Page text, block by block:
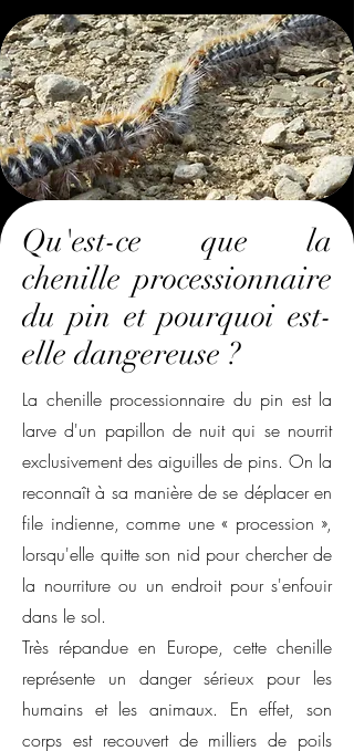
Qu'est-ce que la
chenille processionnaire
du pin et pourquoi est-
elle dangereuse ?
La chenille processionnaire du pin est la
larve d'un papillon de nuit qui se nourrit
exclusivement des aiguilles de pins. On la
reconnaît à sa manière de se déplacer en
file indienne, comme une « procession »,
lorsqu'elle quitte son nid pour chercher de
la nourriture ou un endroit pour s'enfouir
dans le sol.
Très répandue en Europe, cette chenille
représente un danger sérieux pour les
humains et les animaux. En effet, son
corps est recouvert de milliers de poils